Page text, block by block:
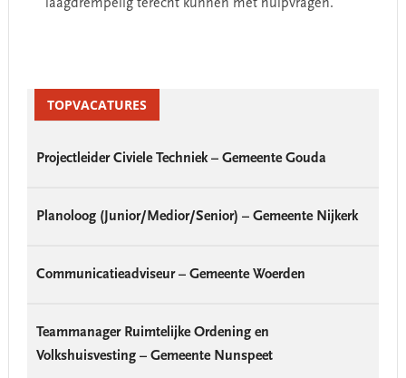
laagdrempelig terecht kunnen met hulpvragen.
SidebarTOPVACATURES
Projectleider Civiele Techniek – Gemeente Gouda
Planoloog (Junior/Medior/Senior) – Gemeente Nijkerk
Communicatieadviseur – Gemeente Woerden
Teammanager Ruimtelijke Ordening en
Volkshuisvesting – Gemeente Nunspeet